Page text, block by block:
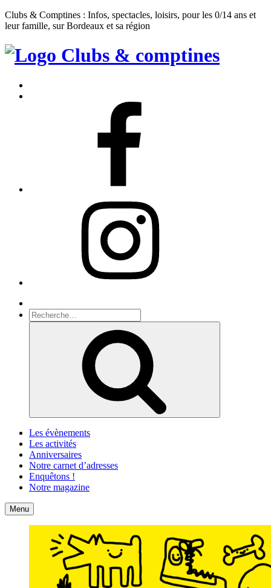
Clubs & Comptines : Infos, spectacles, loisirs, pour les 0/14 ans et
leur famille, sur Bordeaux et sa région
Clubs
Comptines
Recherche
pour
Les évènements
Les activités
Anniversaires
Notre carnet d’adresses
Enquêtons !
Notre magazine
Accueil
Menu Contact